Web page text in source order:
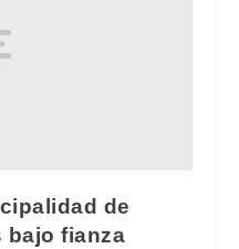
de
bajo fianza